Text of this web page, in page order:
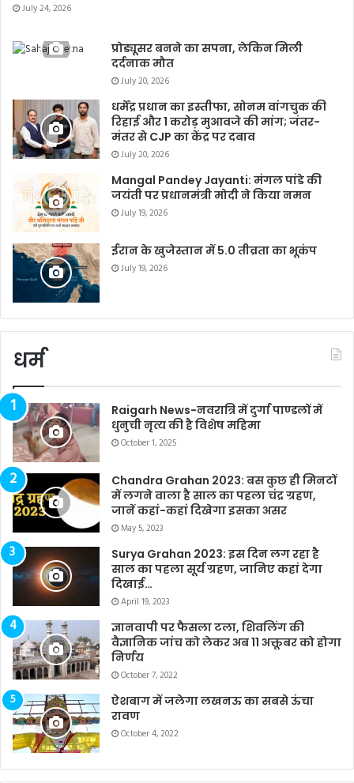
July 24, 2026
प्रोड्यूसर बनने का सपना, लेकिन मिली
दर्दनाक मौत
July 20, 2026
धर्मेंद्र प्रधान का इस्तीफा, सोनम वांगचुक की
रिहाई और 1 करोड़ मुआवजे की मांग; जंतर-
मंतर से CJP का केंद्र पर दबाव
July 20, 2026
Mangal Pandey Jayanti: मंगल पांडे की
जयंती पर प्रधानमंत्री मोदी ने किया नमन
July 19, 2026
ईरान के खुजेस्तान में 5.0 तीव्रता का भूकंप
July 19, 2026
धर्म
Raigarh News-नवरात्रि में दुर्गा पाण्डलों में
धुनुची नृत्य की है विशेष महिमा
October 1, 2025
Chandra Grahan 2023: बस कुछ ही मिनटों
में लगने वाला है साल का पहला चंद्र ग्रहण,
जानें कहां-कहां दिखेगा इसका असर
May 5, 2023
Surya Grahan 2023: इस दिन लग रहा है
साल का पहला सूर्य ग्रहण, जानिए कहां देगा
दिखाई…
April 19, 2023
ज्ञानवापी पर फैसला टला, शिवलिंग की
वैज्ञानिक जांच को लेकर अब 11 अक्तूबर को होगा
निर्णय
October 7, 2022
ऐशबाग में जलेगा लखनऊ का सबसे ऊंचा
रावण
October 4, 2022